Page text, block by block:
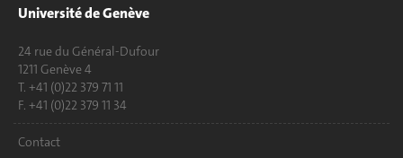
Université de Genève
24 rue du Général-Dufour
1211 Genève 4
T. +41 (0)22 379 71 11
F. +41 (0)22 379 11 34
Contact